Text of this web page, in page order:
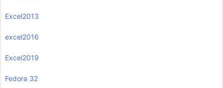
Excel2013
excel2016
Excel2019
Fedora 32